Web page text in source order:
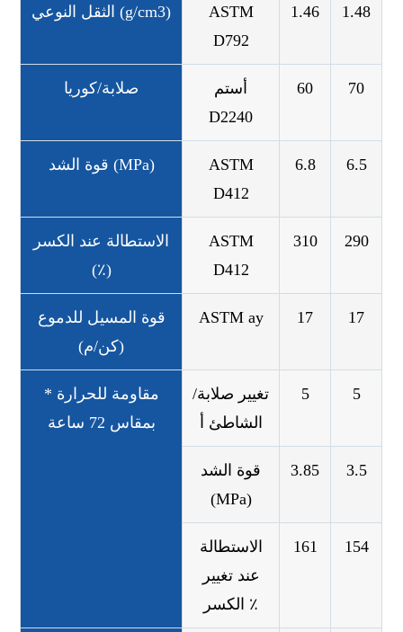
الثقل النوعي (g/cm3)
ASTM
D792
1.46 1.48
صلابة/كوريا
أستم
D2240
60 70
قوة الشد (MPa)
ASTM
D412
6.8 6.5
الاستطالة عند الكسر
(٪)
ASTM
D412
310 290
قوة المسيل للدموع
(كن/م)
ASTM ay 17 17
* مقاومة للحرارة
بمقاس 72 ساعة
تغيير صلابة/
الشاطئ أ
5 5
قوة الشد
(MPa)
3.85 3.5
الاستطالة
عند تغيير
الكسر ٪
161 154